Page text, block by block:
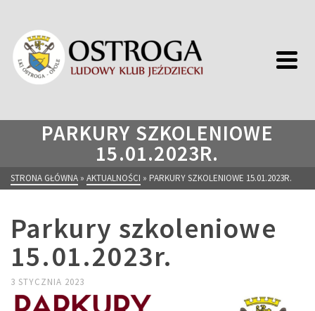
PARKURY SZKOLENIOWE
15.01.2023R.
STRONA GŁÓWNA » AKTUALNOŚCI » PARKURY SZKOLENIOWE 15.01.2023R.
Parkury szkoleniowe
15.01.2023r.
3 STYCZNIA 2023